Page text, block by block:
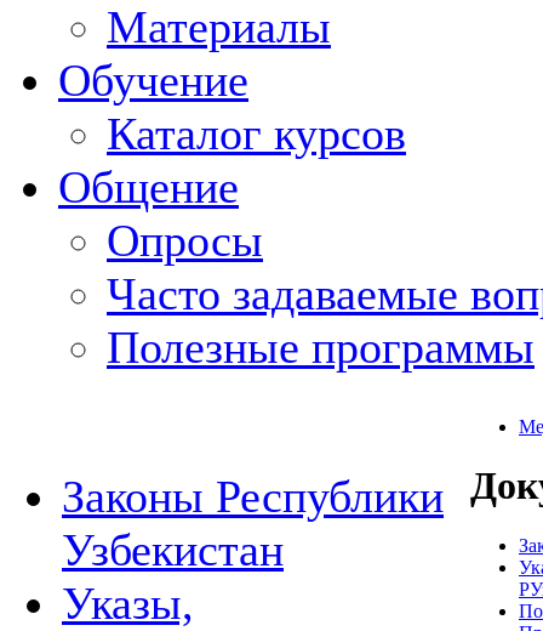
Материалы
Обучение
Каталог курсов
Общение
Опросы
Часто задаваемые
Полезные программы
Законы Республики
Узбекистан
Указы,